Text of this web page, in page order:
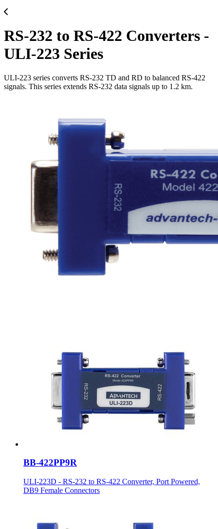
RS-232 to RS-422 Converters -
ULI-223 Series
ULI-223 series converts RS-232 TD and RD to balanced RS-422
signals. This series extends RS-232 data signals up to 1.2 km.
BB-422PP9R
ULI-223D - RS-232 to RS-422 Converter, Port Powered,
DB9 Female Connectors